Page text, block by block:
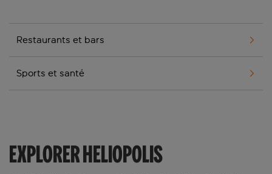
Restaurants et bars
Sports et santé
EXPLORER HELIOPOLIS